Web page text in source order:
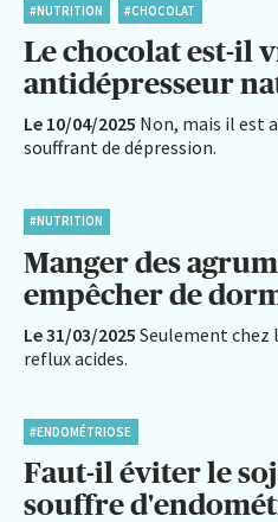
#NUTRITION #CHOCOLAT
Le chocolat est-il
antidépresseur
Le 10/04/2025 Non, mais il est
souffrant de dépression.
#NUTRITION
Manger des
empêcher de
Le 31/03/2025 Seulement chez
reflux acides.
#ENDOMÉTRIOSE
Faut-il éviter le
souffre